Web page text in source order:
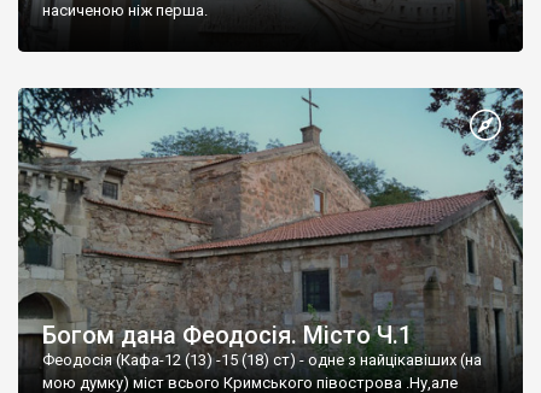
насиченою ніж перша.
Богом дана Феодосія. Місто Ч.1
Феодосія (Кафа-12 (13) -15 (18) ст) - одне з найцікавіших (на
мою думку) міст всього Кримського півострова .Ну,але